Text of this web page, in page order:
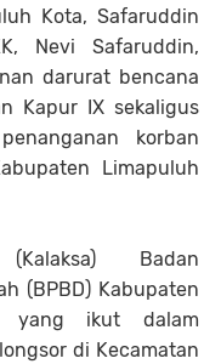
Kota, Safaruddin
Nevi Safaruddin,
darurat bencana
Kapur IX sekaligus
korban
Limapuluh
Badan
(BPBD) Kabupaten
yang ikut dalam
di Kecamatan